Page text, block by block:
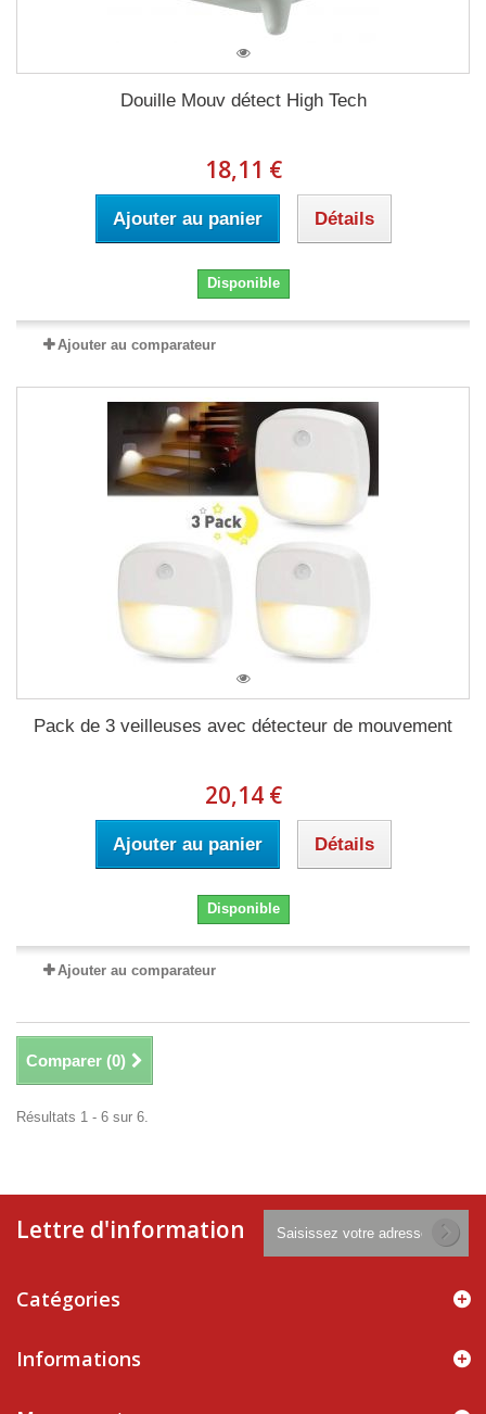
Douille Mouv détect High Tech
18,11 €
Ajouter au panier Détails
Disponible
Ajouter au comparateur
Pack de 3 veilleuses avec détecteur de mouvement
20,14 €
Ajouter au panier Détails
Disponible
Ajouter au comparateur
Comparer (0)
Résultats 1 - 6 sur 6.
Lettre d'information
Catégories
Informations